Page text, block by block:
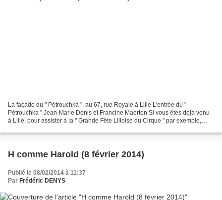
La façade du " Pétrouchka ", au 67, rue Royale à Lille L'entrée du "
Pétrouchka " Jean-Marie Denis et Francine Maerten Si vous êtes déjà venu
à Lille, pour assister à la " Grande Fête Lilloise du Cirque " par exemple,
H comme Harold (8 février 2014)
Publié le 08/02/2014 à 11:37
Par Frédéric DENYS